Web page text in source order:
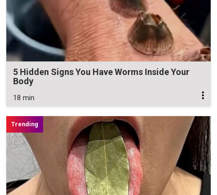
5 Hidden Signs You Have Worms Inside Your
Body
18 min